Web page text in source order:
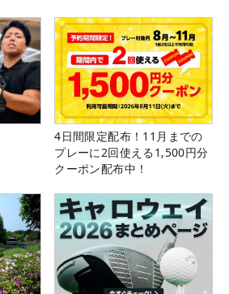
4日間限定配布！11月までの
プレーに2回使える1,500円分
クーポン配布中！